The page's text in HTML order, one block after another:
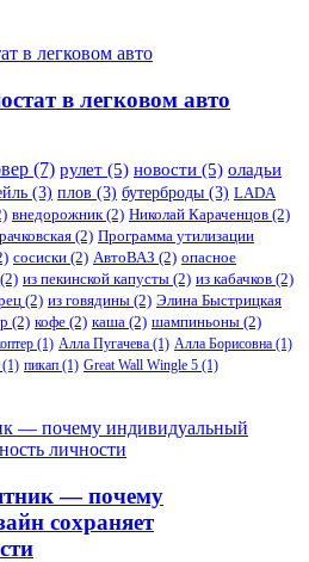
в легковом авто
(7) рулет (5) новости (5) оладьи
(3) плов (3) бутерброды (3) LADA
внедорожник(2) Николай Караченцов (2)
(2) Программа утилизации
сосиски (2) АвтоВАЗ (2) опасное
(2) из пекинской капусты (2) из кабачков (2)
(2) из говядины (2) Элина Быстрицкая
(2) кофе (2) каша (2) шампиньоны (2)
(1) Алла Пугачева (1) Алла Борисовна (1)
(1) пикап (1) Great Wall Wingle 5 (1)
— почему
сохраняет